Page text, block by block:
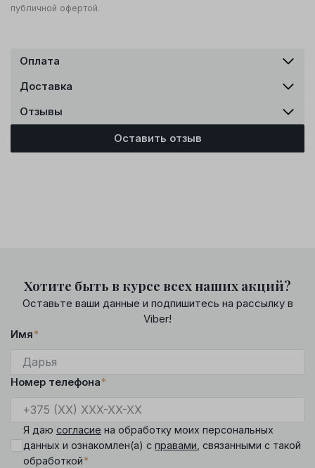
публичной офертой.
Оплата
Доставка
Отзывы
Оставить отзыв
Хотите быть в курсе всех наших акций?
Оставьте ваши данные и подпишитесь на рассылку в
Viber!
Имя*
Номер телефона*
Я даю согласие на обработку моих персональных
данных и ознакомлен(а) с правами , связанными с такой
обработкой*